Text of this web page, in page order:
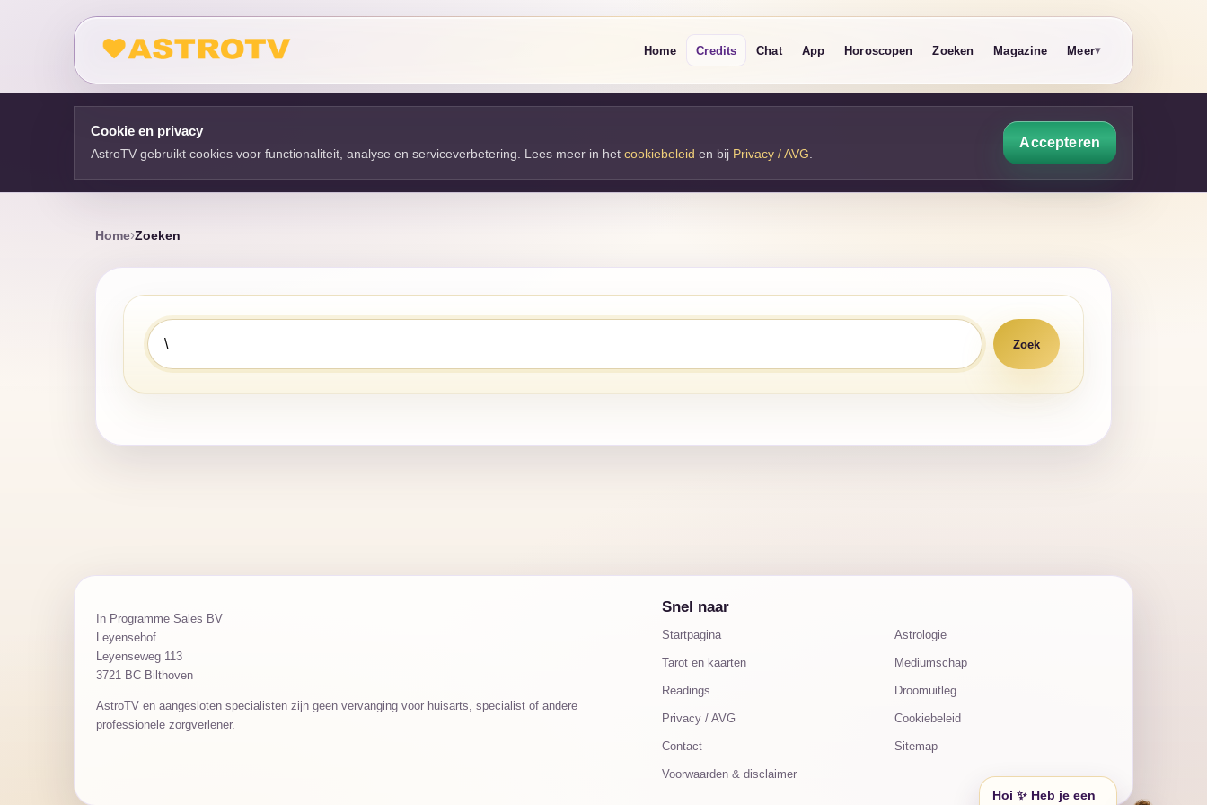
Home Credits Chat App Horoscopen Zoeken Magazine Meer
Cookie en privacy
AstroTV gebruikt cookies voor functionaliteit, analyse en serviceverbetering. Lees meer in het cookiebeleid en bij Privacy / AVG
Accepteren
Home Zoeken
In Programme Sales BV
Leyensehof
Leyenseweg 113
3721 BC Bilthoven
AstroTV en aangesloten specialisten zijn geen vervanging voor huisarts, specialist of andere
professionele zorgverlener.
Snel naar
Startpagina Astrologie
Tarot en kaarten Mediumschap
Readings Droomuitleg
Privacy / AVG Cookiebeleid
Contact Sitemap
Voorwaarden & disclaimer
Hoi ✨ Heb je een